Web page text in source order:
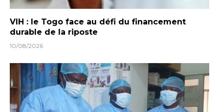
VIH : le Togo face au défi du financement
durable de la riposte
10/08/2026